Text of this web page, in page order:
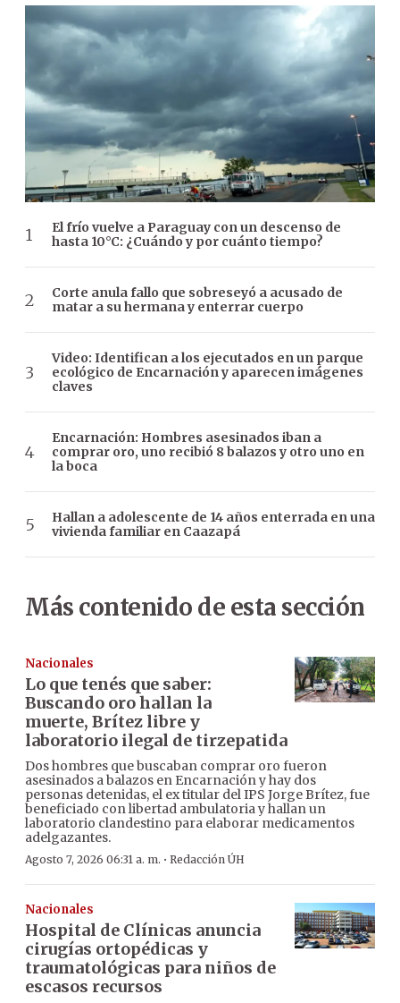
El frío vuelve a Paraguay con un descenso de
hasta 10°C: ¿Cuándo y por cuánto tiempo?
Corte anula fallo que sobreseyó a acusado de
matar a su hermana y enterrar cuerpo
Video: Identifican a los ejecutados en un parque
ecológico de Encarnación y aparecen imágenes
claves
Encarnación: Hombres asesinados iban a
comprar oro, uno recibió 8 balazos y otro uno en
la boca
Hallan a adolescente de 14 años enterrada en una
vivienda familiar en Caazapá
Más contenido de esta sección
Nacionales
Lo que tenés que saber:
Buscando oro hallan la
muerte, Brítez libre y
laboratorio ilegal de tirzepatida
Dos hombres que buscaban comprar oro fueron
asesinados a balazos en Encarnación y hay dos
personas detenidas, el ex titular del IPS Jorge Brítez, fue
beneficiado con libertad ambulatoria y hallan un
laboratorio clandestino para elaborar medicamentos
adelgazantes.
Agosto 7, 2026 06:31 a. m. · Redacción ÚH
Nacionales
Hospital de Clínicas anuncia
cirugías ortopédicas y
traumatológicas para niños de
escasos recursos